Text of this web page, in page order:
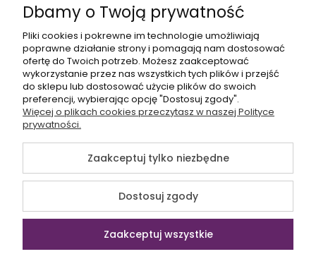
+48535745555
Szablon Flex byEcommercy
Dbamy o Twoją prywatność
Pliki cookies i pokrewne im technologie umożliwiają
poprawne działanie strony i pomagają nam dostosować
ofertę do Twoich potrzeb. Możesz zaakceptować
wykorzystanie przez nas wszystkich tych plików i przejść
do sklepu lub dostosować użycie plików do swoich
preferencji, wybierając opcję "Dostosuj zgody".
Więcej o plikach cookies przeczytasz w naszej Polityce
prywatności.
Zaakceptuj tylko niezbędne
Dostosuj zgody
Zaakceptuj wszystkie